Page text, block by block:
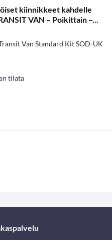
kiinnikkeet kahdelle
VAN – Poikittain –...
Van Standard Kit SOD-UK
tilata